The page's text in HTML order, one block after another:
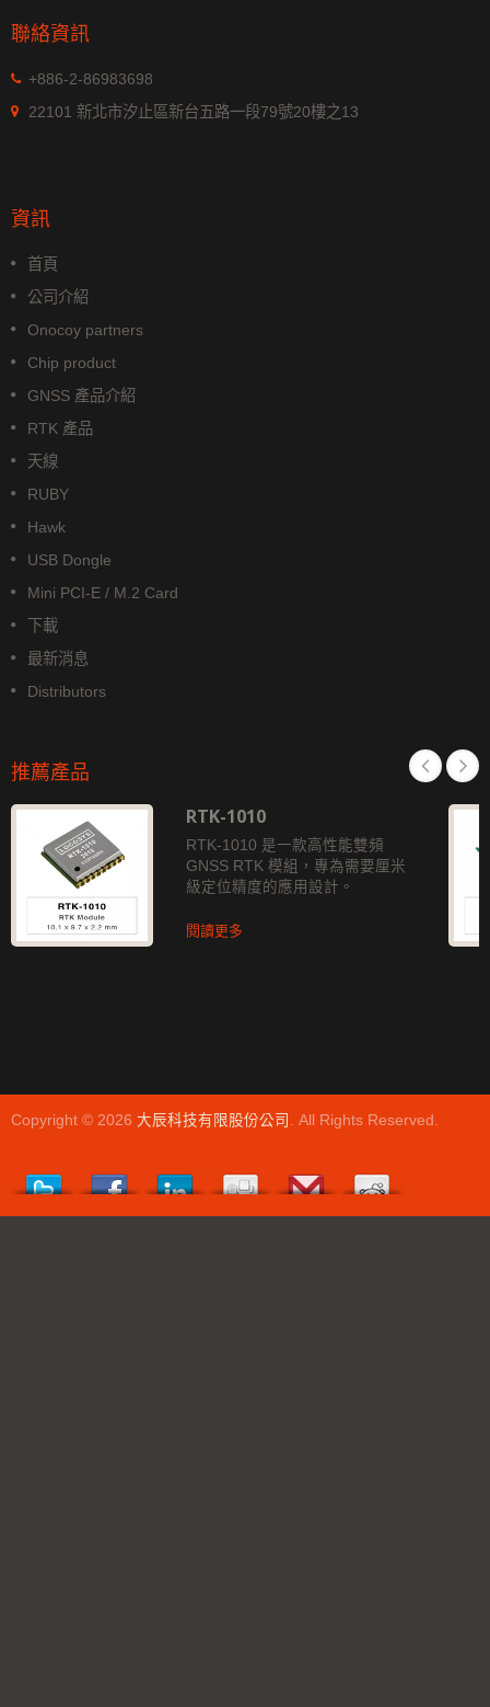
聯絡資訊
+886-2-86983698
22101 新北市汐止區新台五路一段79號20樓之13
資訊
首頁
公司介紹
Onocoy partners
Chip product
GNSS 產品介紹
RTK 產品
天線
RUBY
Hawk
USB Dongle
Mini PCI-E / M.2 Card
下載
最新消息
Distributors
推薦產品
RTK-1010
RTK-1010 是一款高性能雙頻
GNSS RTK 模組，專為需要厘米
級定位精度的應用設計。
閱讀更多
Copyright © 2026 大辰科技有限股份公司 . All Rights Reserved.